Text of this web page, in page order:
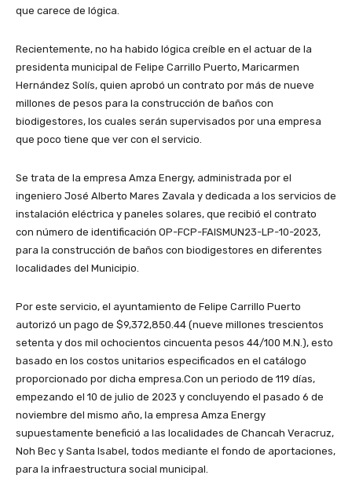
que carece de lógica.
Recientemente, no ha habido lógica creíble en el actuar de la
presidenta municipal de Felipe Carrillo Puerto, Maricarmen
Hernández Solís, quien aprobó un contrato por más de nueve
millones de pesos para la construcción de baños con
biodigestores, los cuales serán supervisados por una empresa
que poco tiene que ver con el servicio.
Se trata de la empresa Amza Energy, administrada por el
ingeniero José Alberto Mares Zavala y dedicada a los servicios de
instalación eléctrica y paneles solares, que recibió el contrato
con número de identificación OP-FCP-FAISMUN23-LP-10-2023,
para la construcción de baños con biodigestores en diferentes
localidades del Municipio.
Por este servicio, el ayuntamiento de Felipe Carrillo Puerto
autorizó un pago de $9,372,850.44 (nueve millones trescientos
setenta y dos mil ochocientos cincuenta pesos 44/100 M.N.), esto
basado en los costos unitarios especificados en el catálogo
proporcionado por dicha empresa.Con un periodo de 119 días,
empezando el 10 de julio de 2023 y concluyendo el pasado 6 de
noviembre del mismo año, la empresa Amza Energy
supuestamente benefició a las localidades de Chancah Veracruz,
Noh Bec y Santa Isabel, todos mediante el fondo de aportaciones,
para la infraestructura social municipal.